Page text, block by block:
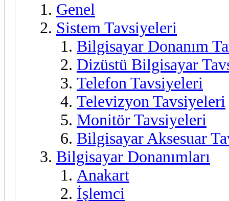
Genel
Sistem Tavsiyeleri
Bilgisayar Donanım
Dizüstü Bilgisayar
Telefon Tavsiyeleri
Televizyon Tavsiyeleri
Monitör Tavsiyeleri
Bilgisayar Aksesuar
Bilgisayar Donanımları
Anakart
İşlemci